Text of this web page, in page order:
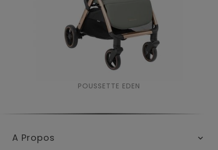
POUSSETTE EDEN
A Propos 